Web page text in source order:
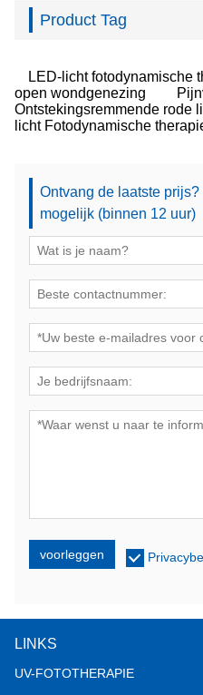
Product Tag
LED-licht fotodynamische
open wondgenezing
Ontstekingsremmende rode
licht Fotodynamische
Ontvang de laatste prijs?
mogelijk (binnen 12 uur)
voorleggen
LINKS
UV-FOTOTHERAPIE